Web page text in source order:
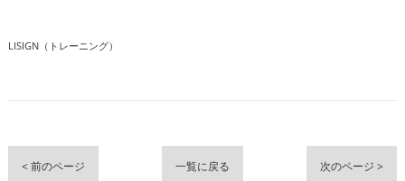
LISIGN（トレーニング）
< 前のページ 一覧に戻る 次のページ >